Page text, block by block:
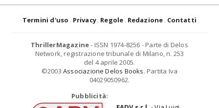
Termini d'uso Privacy Regole Redazione Contatti
ThrillerMagazine- ISSN 1974-8256 - Parte di Delos
Network, registrazione tribunale di Milano, n. 253
del 4 aprile 2005.
©2003 Associazione Delos Books. Partita Iva
04029050962.
Pubblicità: